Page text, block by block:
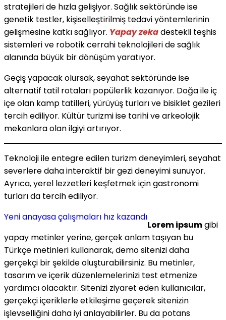
stratejileri de hızla gelişiyor. Sağlık sektöründe ise
genetik testler, kişiselleştirilmiş tedavi yöntemlerinin
gelişmesine katkı sağlıyor. Yapay zekadestekli teşhis
sistemleri ve robotik cerrahi teknolojileri de sağlık
alanında büyük bir dönüşüm yaratıyor.
Geçiş yapacak olursak, seyahat sektöründe ise
alternatif tatil rotaları popülerlik kazanıyor. Doğa ile iç
içe olan kamp tatilleri, yürüyüş turları ve bisiklet gezileri
tercih ediliyor. Kültür turizmi ise tarihi ve arkeolojik
mekanlara olan ilgiyi artırıyor.
Teknoloji ile entegre edilen turizm deneyimleri, seyahat
severlere daha interaktif bir gezi deneyimi sunuyor.
Ayrıca, yerel lezzetleri keşfetmek için gastronomi
turları da tercih ediliyor.
Yeni anayasa çalışmaları hız kazandı
Lorem ipsumgibi
yapay metinler yerine, gerçek anlam taşıyan bu
Türkçe metinleri kullanarak, demo sitenizi daha
gerçekçi bir şekilde oluşturabilirsiniz. Bu metinler,
tasarım ve içerik düzenlemelerinizi test etmenize
yardımcı olacaktır. Sitenizi ziyaret eden kullanıcılar,
gerçekçi içeriklerle etkileşime geçerek sitenizin
işlevselliğini daha iyi anlayabilirler. Bu da potans